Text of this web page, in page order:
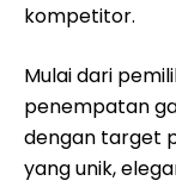
kompetitor.
Mulai dari
penempatan
dengan target
yang unik,